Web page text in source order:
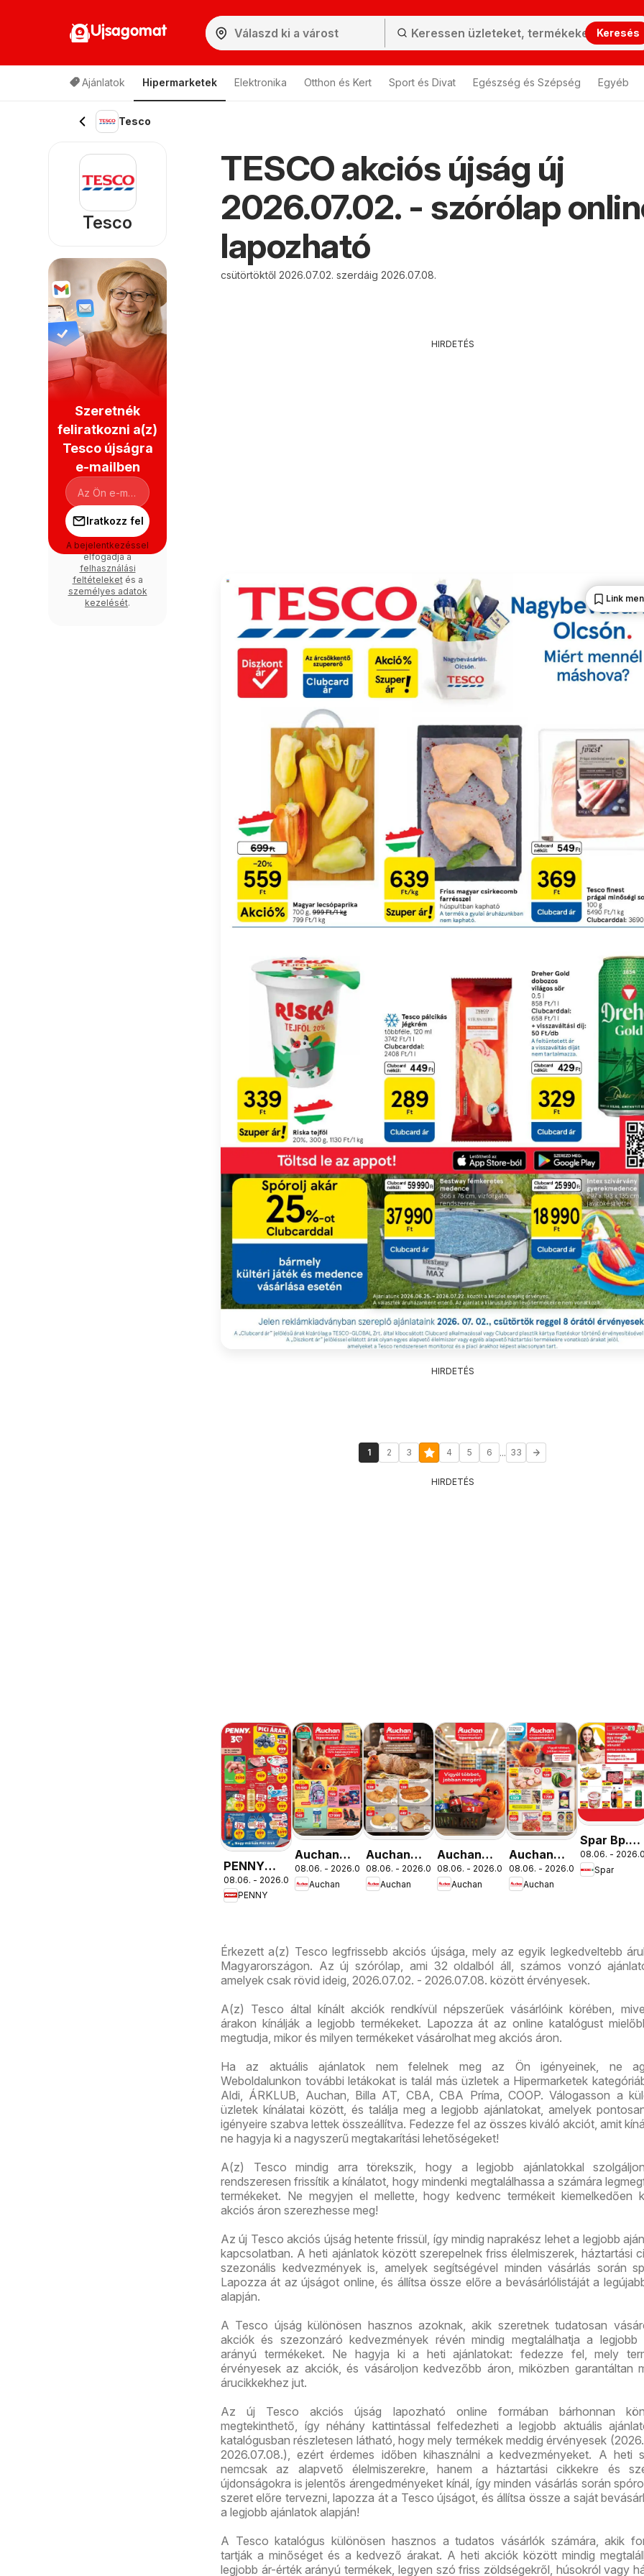
Ujsagomat Keresés
Ajánlatok Hipermarketek Elektronika Otthon és Kert Sport és Divat Egészség és Szépség Egyéb
Tesco
TESCO akciós újság új
2026.07.02. - szórólap
lapozható
csütörtöktől 2026.07.02. szerdáig 2026.07.08.
HIRDETÉS
Link
HIRDETÉS
1 2 3 4 5 6 ... 33
HIRDETÉS
PENNY
aktuális
akciós
08.06. - 2026.08.12.
PENNY
Auchan
Iskolakezdés
ajánlatok
08.06. - 2026.08.19.
Auchan
Auchan
Pékség
ajánlataink
08.06. - 2026.08.12.
Auchan
Auchan
Mennyiségi
kedvezmény
08.06. - 2026.08.19.
Auchan
Auchan
Szupermarket
akciós
08.06. - 2026.08.12.
Auchan
Spar Bp.
XIII.
Országbíró
08.06. -
Spar
Érkezett a(z) Tesco legfrissebb akciós újsága, mely az egyik legkedveltebb
Magyarországon. Az új szórólap, ami 32 oldalból áll, számos vonzó
amelyek csak rövid ideig, 2026.07.02. - 2026.07.08. között érvényesek.
A(z) Tesco által kínált akciók rendkívül népszerűek vásárlóink körében,
árakon kínálják a legjobb termékeket. Lapozza át az online katalógust
megtudja, mikor és milyen termékeket vásárolhat meg akciós áron.
Ha az aktuális ajánlatok nem felelnek meg az Ön igényeinek, ne
Weboldalunkon további letákokat is talál más üzletek a Hipermarketek
Aldi, ÁRKLUB, Auchan, Billa AT, CBA, CBA Príma, COOP. Válogasson a
üzletek kínálatai között, és találja meg a legjobb ajánlatokat, amelyek
igényeire szabva lettek összeállítva. Fedezze fel az összes kiváló akciót, amit
ne hagyja ki a nagyszerű megtakarítási lehetőségeket!
A(z) Tesco mindig arra törekszik, hogy a legjobb ajánlatokkal
rendszeresen frissítik a kínálatot, hogy mindenki megtalálhassa a számára
termékeket. Ne megyjen el mellette, hogy kedvenc termékeit kiemelkedően
akciós áron szerezhesse meg!
Az új Tesco akciós újság hetente frissül, így mindig naprakész lehet a legjobb
kapcsolatban. A heti ajánlatok között szerepelnek friss élelmiszerek, háztartási
szezonális kedvezmények is, amelyek segítségével minden vásárlás során
Lapozza át az újságot online, és állítsa össze előre a bevásárlólistáját a
alapján.
A Tesco újság különösen hasznos azoknak, akik szeretnek tudatosan
akciók és szezonzáró kedvezmények révén mindig megtalálhatja a legjobb
arányú termékeket. Ne hagyja ki a heti ajánlatokat: fedezze fel, mely
érvényesek az akciók, és vásároljon kedvezőbb áron, miközben garantáltan
árucikkekhez jut.
Az új Tesco akciós újság lapozható online formában bárhonnan
megtekinthető, így néhány kattintással felfedezheti a legjobb aktuális
katalógusban részletesen látható, hogy mely termékek meddig érvényesek
2026.07.08.), ezért érdemes időben kihasználni a kedvezményeket. A heti
nemcsak az alapvető élelmiszerekre, hanem a háztartási cikkekre és
újdonságokra is jelentős árengedményeket kínál, így minden vásárlás során
szeret előre tervezni, lapozza át a Tesco újságot, és állítsa össze a saját
a legjobb ajánlatok alapján!
A Tesco katalógus különösen hasznos a tudatos vásárlók számára, akik
tartják a minőséget és a kedvező árakat. A heti akciók között mindig
legjobb ár-érték arányú termékek, legyen szó friss zöldségekről, húsokról vagy
Tesco
Szeretnék
feliratkozni a(z)
Tesco újságra
e-mailben
Iratkozz fel
A bejelentkezéssel
elfogadja a
felhasználási
feltételeketés a
személyes adatok
kezelését.